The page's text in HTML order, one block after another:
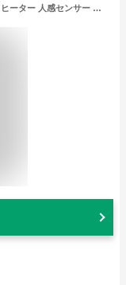
【P20倍 10/9 9:59迄】 ヒーター セラミックヒーター 人感センサー 省エネ 速暖 1200W/700W 出力2段階 HF-L122/DSF-TL12 セラミックファンヒーター 電気ストーブ 電気ヒーター 小型 節電 足もと暖房 脱衣所 山善 YAMAZEN 【送料無料】 1003P